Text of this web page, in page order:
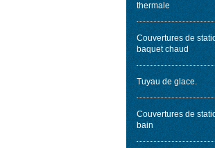
thermale
Couvertures de
baquet chaud
Tuyau de glace.
Couvertures de
bain